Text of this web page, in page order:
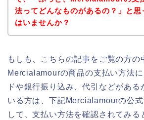
法ってどんなものがあるの？」と思
はいませんか？
もしも、こちらの記事をご覧の方の
Mercialamourの商品の支払い方法
ドや銀行振り込み、代引などがある
いる方は、下記Mercialamourの公
して、支払い方法を確認されてみる